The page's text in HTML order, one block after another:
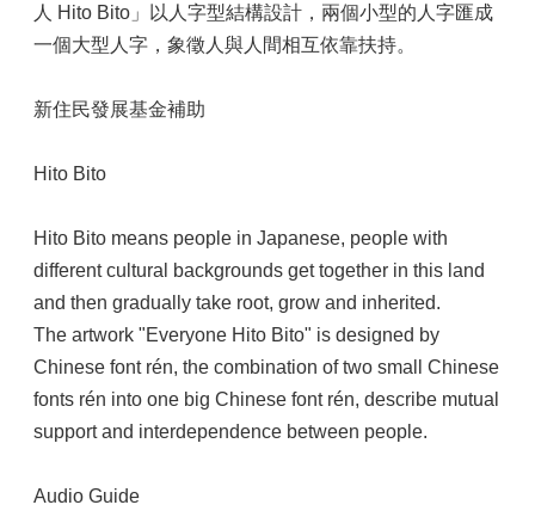
人 Hito Bito」以人字型結構設計，兩個小型的人字匯成
一個大型人字，象徵人與人間相互依靠扶持。
新住民發展基金補助
Hito Bito
Hito Bito means people in Japanese, people with
different cultural backgrounds get together in this land
and then gradually take root, grow and inherited.
The artwork "Everyone Hito Bito" is designed by
Chinese font rén, the combination of two small Chinese
fonts rén into one big Chinese font rén, describe mutual
support and interdependence between people.
Audio Guide